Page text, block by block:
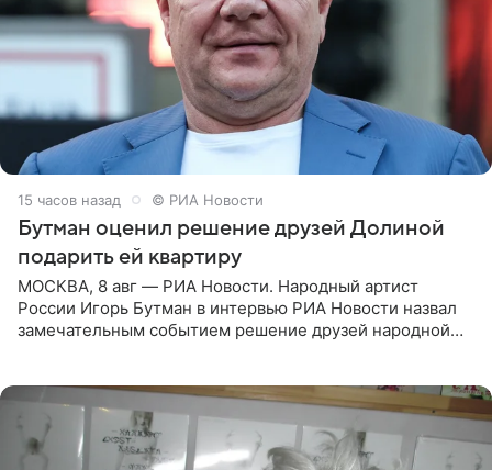
15 часов назад © РИА Новости
Бутман оценил решение друзей Долиной
подарить ей квартиру
МОСКВА, 8 авг — РИА Новости. Народный артист
России Игорь Бутман в интервью РИА Новости назвал
замечательным событием решение друзей народной